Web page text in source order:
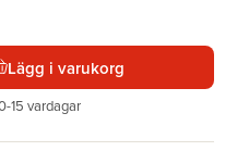
Lägg i varukorg
15 vardagar